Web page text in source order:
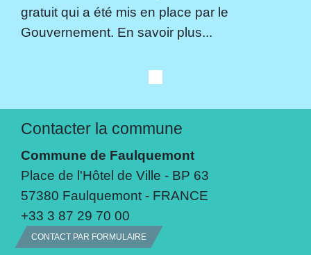
gratuit qui a été mis en place par le
Gouvernement. En savoir plus...
Contacter la commune
Commune de Faulquemont
Place de l'Hôtel de Ville - BP 63
57380 Faulquemont - FRANCE
+33 3 87 29 70 00
CONTACT PAR FORMULAIRE